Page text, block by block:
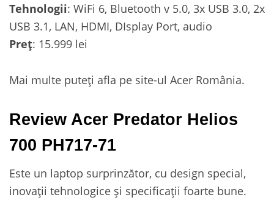
Tehnologii: WiFi 6, Bluetooth v 5.0, 3x USB 3.0, 2x
USB 3.1, LAN, HDMI, DIsplay Port, audio
Preț: 15.999 lei
Mai multe puteți afla pe site-ul Acer România.
Review Acer Predator Helios
700 PH717-71
Este un laptop surprinzător, cu design special,
inovații tehnologice și specificații foarte bune.